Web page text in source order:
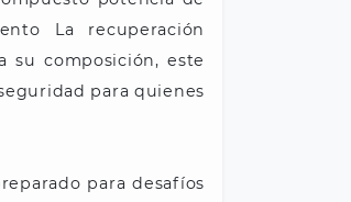
La recuperación
su composición, este
para quienes
para desafíos